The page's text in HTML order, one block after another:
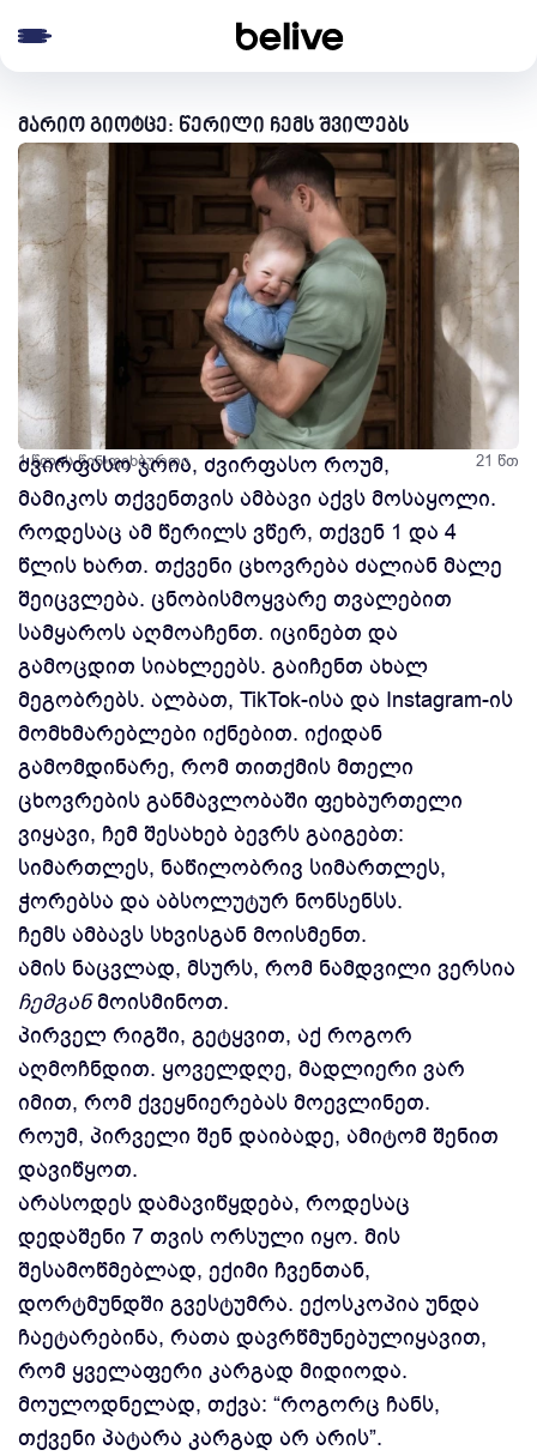
მარიო გიოტცე: წერილი ჩემს შვილებს
1 წლის წინ ფეხბურთი 21 წთ
ძვირფასო ჯოია, ძვირფასო როუმ,
მამიკოს თქვენთვის ამბავი აქვს მოსაყოლი.
როდესაც ამ წერილს ვწერ, თქვენ 1 და 4
წლის ხართ. თქვენი ცხოვრება ძალიან მალე
შეიცვლება. ცნობისმოყვარე თვალებით
სამყაროს აღმოაჩენთ. იცინებთ და
გამოცდით სიახლეებს. გაიჩენთ ახალ
მეგობრებს. ალბათ, TikTok-ისა და Instagram-ის
მომხმარებლები იქნებით. იქიდან
გამომდინარე, რომ თითქმის მთელი
ცხოვრების განმავლობაში ფეხბურთელი
ვიყავი, ჩემ შესახებ ბევრს გაიგებთ:
სიმართლეს, ნაწილობრივ სიმართლეს,
ჭორებსა და აბსოლუტურ ნონსენსს.
ჩემს ამბავს სხვისგან მოისმენთ.
ამის ნაცვლად, მსურს, რომ ნამდვილი ვერსია
ჩემგანმოისმინოთ.
პირველ რიგში, გეტყვით, აქ როგორ
აღმოჩნდით. ყოველდღე, მადლიერი ვარ
იმით, რომ ქვეყნიერებას მოევლინეთ.
როუმ, პირველი შენ დაიბადე, ამიტომ შენით
დავიწყოთ.
არასოდეს დამავიწყდება, როდესაც
დედაშენი 7 თვის ორსული იყო. მის
შესამოწმებლად, ექიმი ჩვენთან,
დორტმუნდში გვესტუმრა. ექოსკოპია უნდა
ჩაეტარებინა, რათა დავრწმუნებულიყავით,
რომ ყველაფერი კარგად მიდიოდა.
მოულოდნელად, თქვა: “როგორც ჩანს,
თქვენი პატარა კარგად არ არის”.